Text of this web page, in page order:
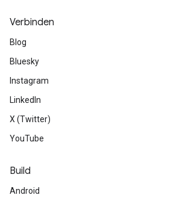
Verbinden
Blog
Bluesky
Instagram
LinkedIn
X (Twitter)
YouTube
Build
Android